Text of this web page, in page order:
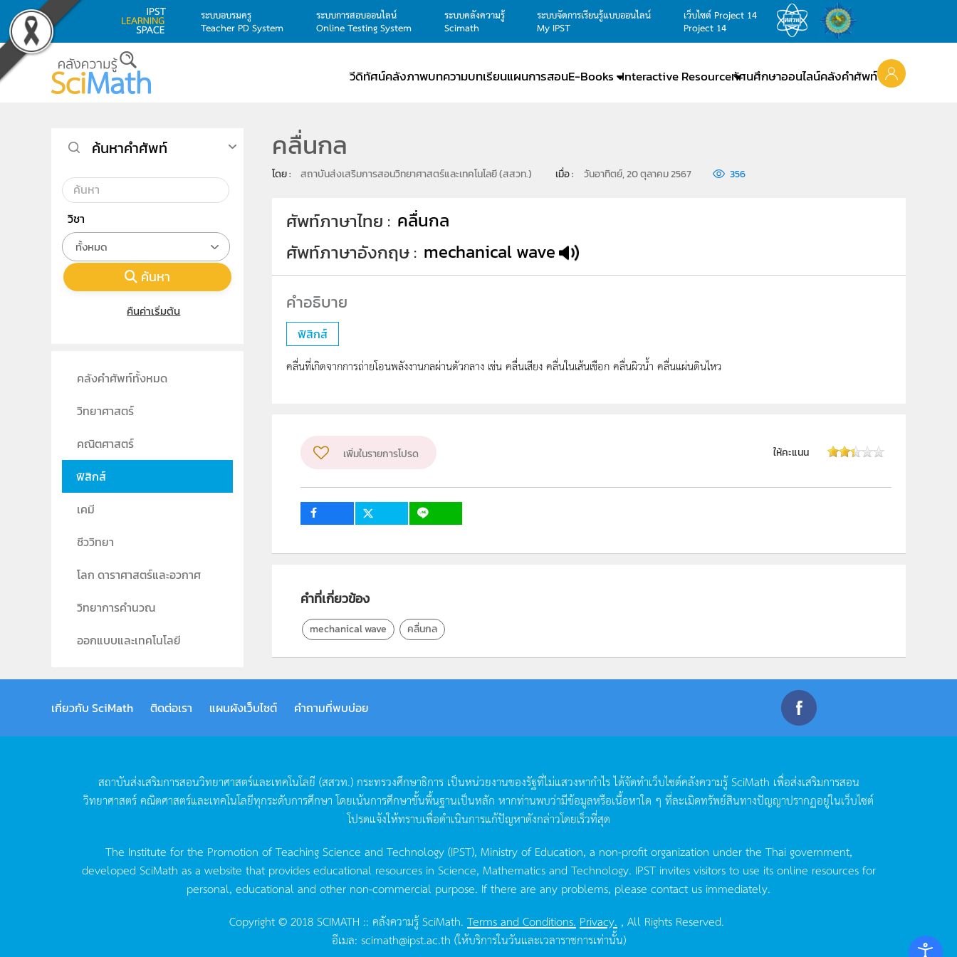
Skip to main content
ระบบอบรมครู
Teacher PD System
ระบบการสอบออนไลน์
Online Testing System
ระบบคลังความรู้
Scimath
ระบบจัดการเรียนรู้แบบออนไลน์
My IPST
เว็บไซต์ Project 14
Project 14
วีดิทัศน์คลังภาพบทความบทเรียนแผนการสอนE-Books Interactive Resourceทัศนศึกษาออนไลน์คลังคำศัพท์
คลื่นกล
โดย : สถาบันส่งเสริมการสอนวิทยาศาสตร์และเทคโนโลยี (สสวท.) เมื่อ : วันอาทิตย์, 20 ตุลาคม 2567 356
ศัพท์ภาษาไทย
คลื่นกล
ศัพท์ภาษาอังกฤษ mechanical wave
ฟิสิกส์
คลื่นที่เกิดจากการถ่ายโอนพลังงานกลผ่านตัวกลาง เช่น คลื่นเสียง คลื่นในเส้นเชือก คลื่นผิวน้ำ คลื่นแผ่นดินไหว
เพิ่มในรายการโปรด ให้คะแนน
คำที่เกี่ยวข้อง
mechanical wave คลื่นกล
ค้นหาคำศัพท์
วิชา
ทั้งหมด
ค้นหา
คืนค่าเริ่มต้น
คลังคำศัพท์ทั้งหมด
วิทยาศาสตร์
คณิตศาสตร์
ฟิสิกส์
เคมี
ชีววิทยา
โลก ดาราศาสตร์และอวกาศ
วิทยาการคำนวณ
ออกแบบและเทคโนโลยี
เกี่ยวกับ SciMath ติดต่อเรา แผนผังเว็บไซต์ คำถามที่พบบ่อย
สถาบันส่งเสริมการสอนวิทยาศาสตร์และเทคโนโลยี (สสวท.) กระทรวงศึกษาธิการ เป็นหน่วยงานของรัฐที่ไม่แสวงหากำไรได้จัดทำเว็บไซต์คลังความรู้SciMath เพื่อส่งเสริมการสอน
วิทยาศาสตร์คณิตศาสตร์และเทคโนโลยีทุกระดับการศึกษา โดยเน้นการศึกษาขั้นพื้นฐานเป็นหลัก หากท่านพบว่ามีข้อมูลหรือเนื้อหาใด ๆ ที่ละเมิดทรัพย์สินทางปัญญาปรากฏอยู่ในเว็บไซต์
โปรดแจ้งให้ทราบเพื่อดำเนินการแก้ปัญหาดังกล่าวโดยเร็วที่สุด
The Institute for the Promotion of Teaching Science and Technology (IPST), Ministry of Education, a non-profit organization under the Thai government,
developed SciMath as a website that provides educational resources in Science, Mathematics and Technology. IPST invites visitors to use its online resources for
personal, educational and other non-commercial purpose. If there are any problems, please contact us immediately.
Copyright © 2018 SCIMATH :: คลังความรู้ SciMath.Terms and Conditions. Privacy. , All Rights Reserved.
อีเมล: scimath@ipst.ac.th (ให้บริการในวันและเวลาราชการเท่านั้น)